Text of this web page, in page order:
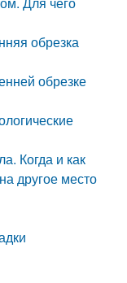
обрезка
обрезке
Когда и как
другое место